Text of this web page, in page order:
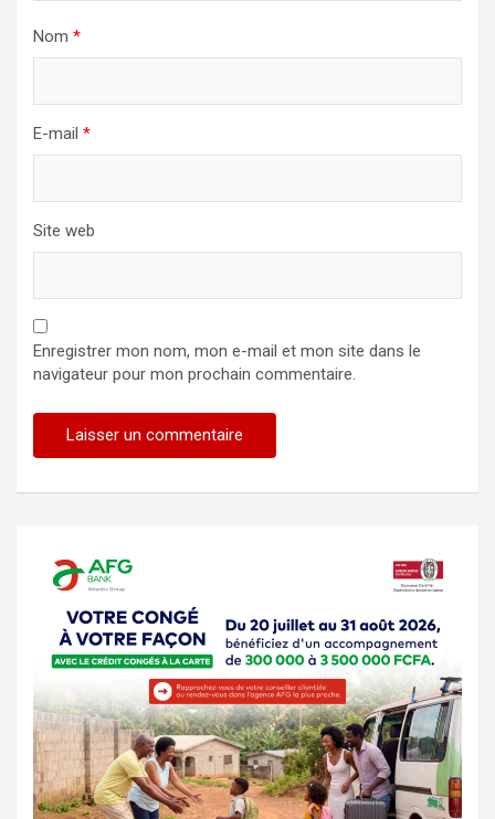
Nom *
E-mail *
Site web
Enregistrer mon nom, mon e-mail et mon site dans le
navigateur pour mon prochain commentaire.